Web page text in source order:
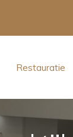
Restauratie